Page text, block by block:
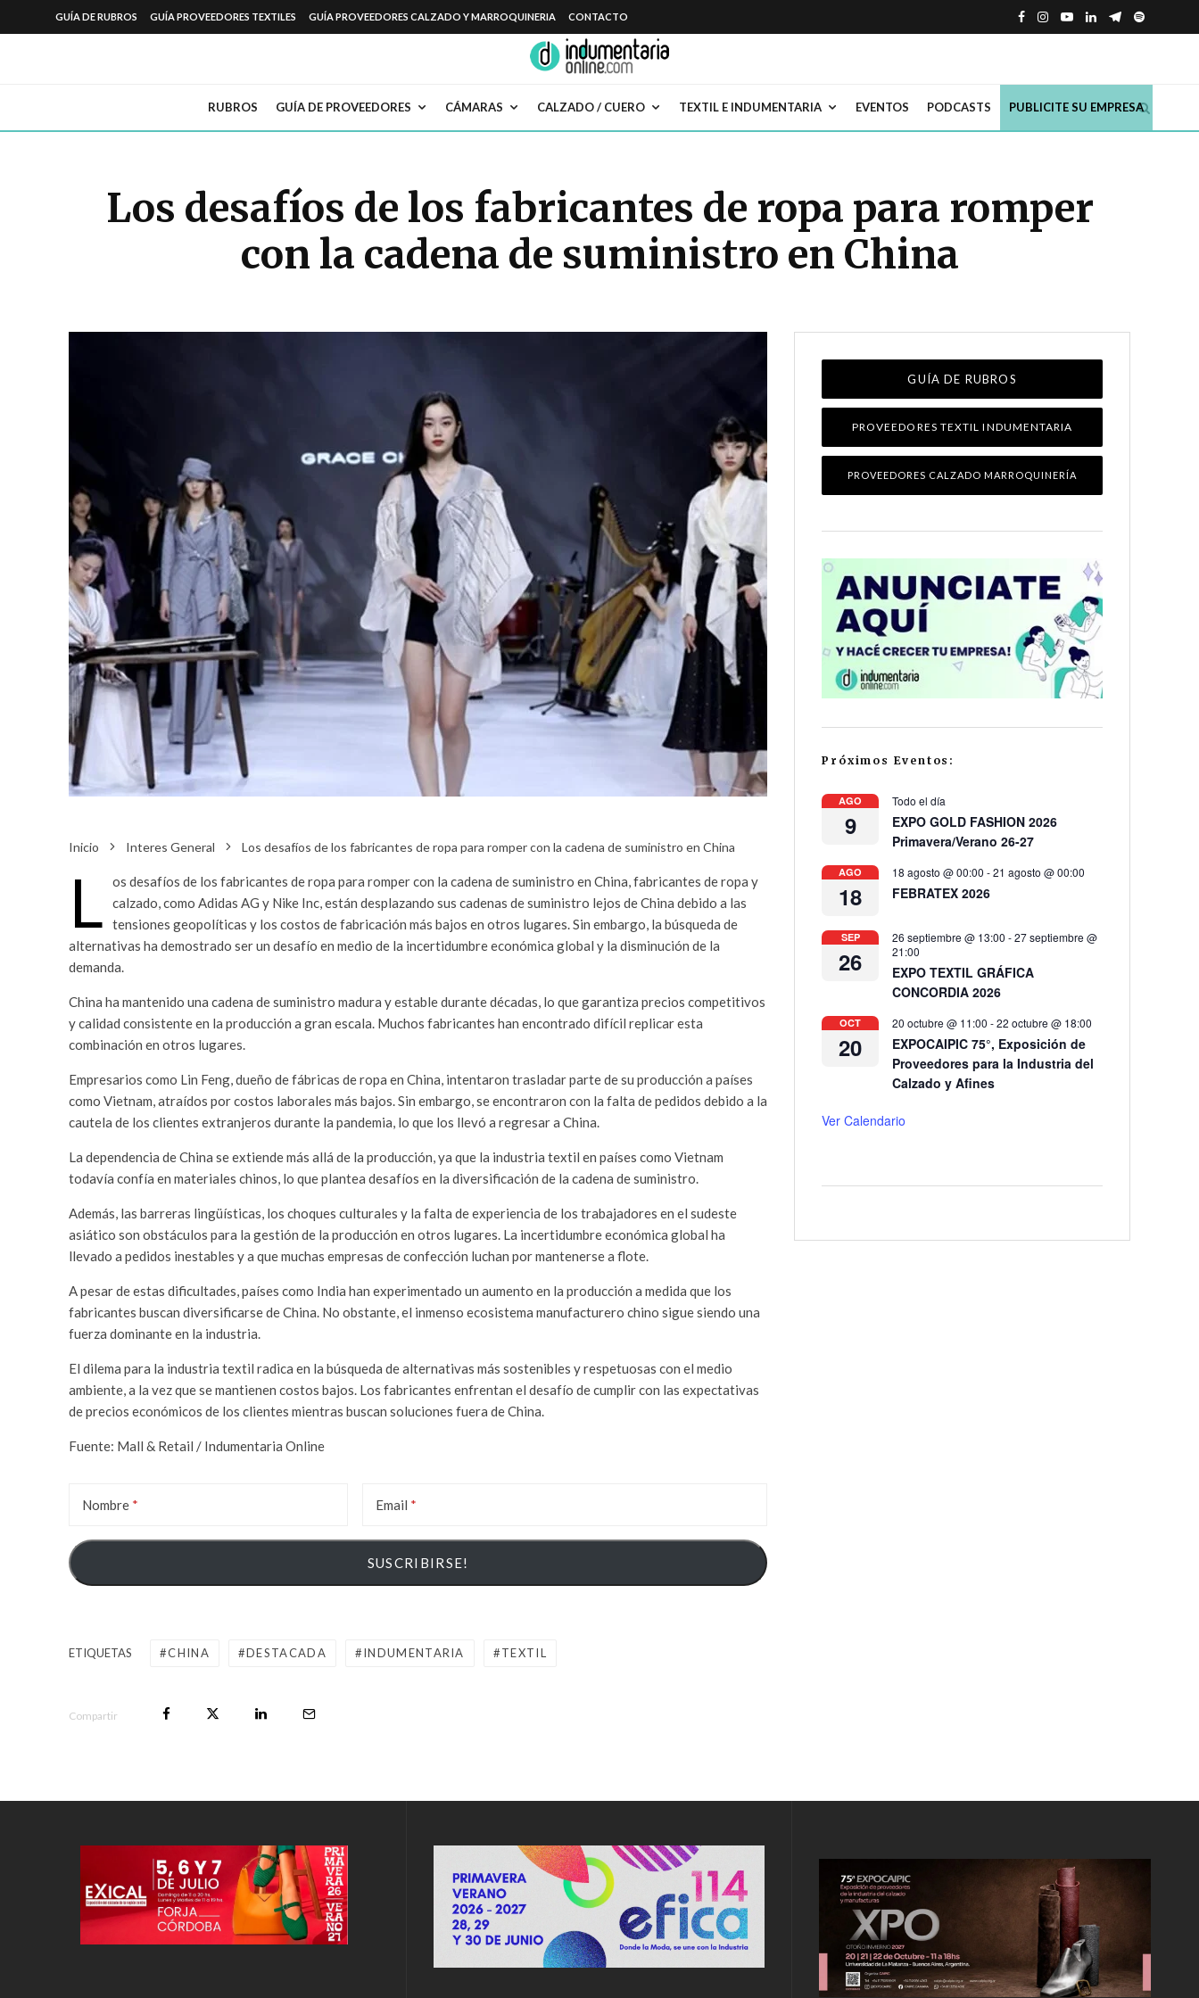
GUÍA DE RUBROS GUÍA PROVEEDORES TEXTILES GUÍA PROVEEDORES CALZADO Y MARROQUINERIA CONTACTO
RUBROS GUÍA DE PROVEEDORES CÁMARAS CALZADO / CUERO TEXTIL E INDUMENTARIA EVENTOS PODCASTS PUBLICITE SU EMPRESA
Los desafíos de los fabricantes de ropa para romper
con la cadena de suministro en China
Inicio Interes General Los desafíos de los fabricantes de ropa para romper con la cadena de suministro en China
L
os desafíos de los fabricantes de ropa para romper con la cadena de suministro en China, fabricantes de ropa y
calzado, como Adidas AG y Nike Inc, están desplazando sus cadenas de suministro lejos de China debido a las
tensiones geopolíticas y los costos de fabricación más bajos en otros lugares. Sin embargo, la búsqueda de
alternativas ha demostrado ser un desafío en medio de la incertidumbre económica global y la disminución de la
demanda.
China ha mantenido una cadena de suministro madura y estable durante décadas, lo que garantiza precios competitivos
y calidad consistente en la producción a gran escala. Muchos fabricantes han encontrado difícil replicar esta
combinación en otros lugares.
Empresarios como Lin Feng, dueño de fábricas de ropa en China, intentaron trasladar parte de su producción a países
como Vietnam, atraídos por costos laborales más bajos. Sin embargo, se encontraron con la falta de pedidos debido a la
cautela de los clientes extranjeros durante la pandemia, lo que los llevó a regresar a China.
La dependencia de China se extiende más allá de la producción, ya que la industria textil en países como Vietnam
todavía confía en materiales chinos, lo que plantea desafíos en la diversificación de la cadena de suministro.
Además, las barreras lingüísticas, los choques culturales y la falta de experiencia de los trabajadores en el sudeste
asiático son obstáculos para la gestión de la producción en otros lugares. La incertidumbre económica global ha
llevado a pedidos inestables y a que muchas empresas de confección luchan por mantenerse a flote.
A pesar de estas dificultades, países como India han experimentado un aumento en la producción a medida que los
fabricantes buscan diversificarse de China. No obstante, el inmenso ecosistema manufacturero chino sigue siendo una
fuerza dominante en la industria.
El dilema para la industria textil radica en la búsqueda de alternativas más sostenibles y respetuosas con el medio
ambiente, a la vez que se mantienen costos bajos. Los fabricantes enfrentan el desafío de cumplir con las expectativas
de precios económicos de los clientes mientras buscan soluciones fuera de China.
Fuente: Mall & Retail / Indumentaria Online
Nombre Email
ETIQUETAS CHINA DESTACADA INDUMENTARIA TEXTIL
Compartir
GUÍA DE RUBROS
PROVEEDORES TEXTIL INDUMENTARIA
PROVEEDORES CALZADO MARROQUINERÍA
Próximos Eventos:
AGO
9
Todo el día
EXPO GOLD FASHION 2026
Primavera/Verano 26-27
AGO
18
18 agosto @ 00:00 -21 agosto @ 00:00
FEBRATEX 2026
SEP
26
26 septiembre @ 13:00 -27 septiembre @
21:00
EXPO TEXTIL GRÁFICA
CONCORDIA 2026
OCT
20
20 octubre @ 11:00 -22 octubre @ 18:00
EXPOCAIPIC 75°, Exposición de
Proveedores para la Industria del
Calzado y Afines
Ver Calendario